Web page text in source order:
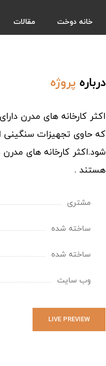
خانه دوخت مقالات
درباره پروژه
اکثر کارخانه های مدرن
که حاوی تجهیزات سنگینی
شود.اکثر کارخانه های مدرن
هستند .
مشتری
ساخته شده
ساخته شده
وب سایت
LIVE PREVIEW